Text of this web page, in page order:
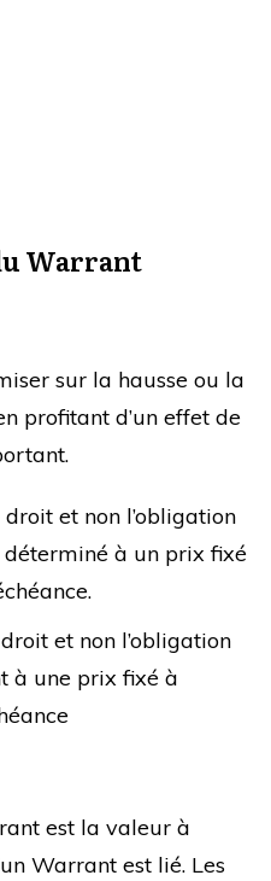
Warrant
sur la hausse ou la
profitant d’un effet de
et non l’obligation
déterminé à un prix fixé
et non l’obligation
à une prix fixé à
est la valeur à
Warrant est lié. Les